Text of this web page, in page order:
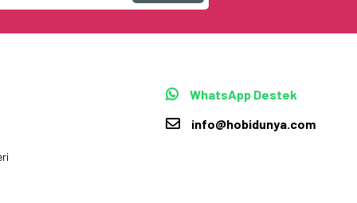
WhatsApp Destek
info@hobidunya.com